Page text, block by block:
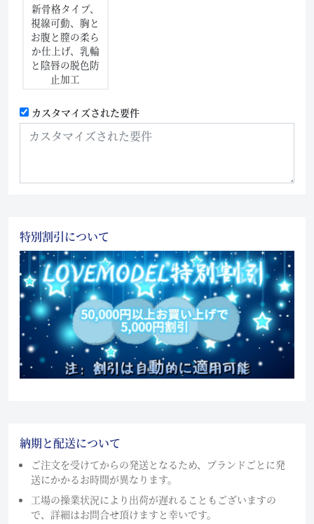
新骨格タイプ、
視線可動、胸と
お腹と膣の柔ら
か仕上げ、乳輪
と陰唇の脱色防
止加工
カスタマイズされた要件
特別割引について
納期と配送について
ご注文を受けてからの発送となるため、ブランドごとに発
送にかかるお時間が異なります。
工場の操業状況により出荷が遅れることもございますの
で、詳細はお問合せ頂けますと幸いです。